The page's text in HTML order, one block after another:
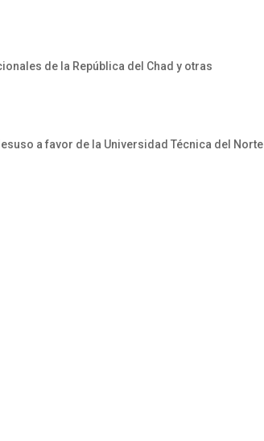
de la República del Chad y otras
a favor de la Universidad Técnica del Norte